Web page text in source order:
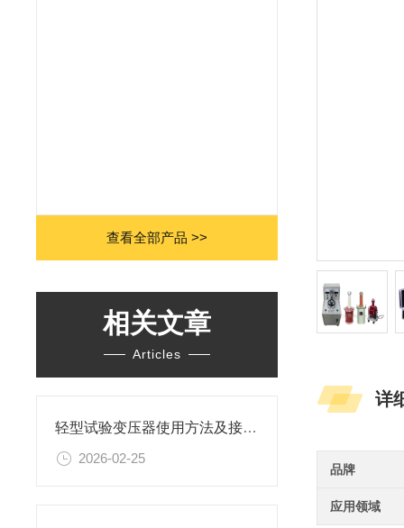
查看全部产品 >>
相关文章
Articles
轻型试验变压器使用方法及接线顺序
2026-02-25
详
品牌
应用领域